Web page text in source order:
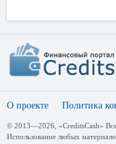
О проекте Политика
© 2013—2026, «CreditsCash»
Использование любых